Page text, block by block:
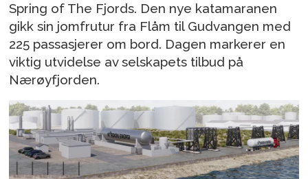
Spring of The Fjords. Den nye katamaranen
gikk sin jomfrutur fra Flåm til Gudvangen med
225 passasjerer om bord. Dagen markerer en
viktig utvidelse av selskapets tilbud på
Nærøyfjorden.